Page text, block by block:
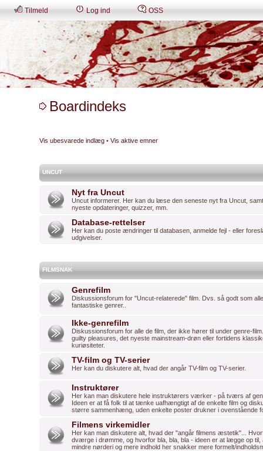
Tilmeld Log ind OSS
Boardindeks
Vis ubesvarede indlæg • Vis aktive emner
UNCUT
Nyt fra Uncut
Uncut informerer. Her kan du læse den seneste nyt fra Uncut,
nyeste opdateringer, quizzer, mm.
Database-rettelser
Her kan du poste ændringer til databasen, anmelde fejl - eller
udgivelser.
FILMSNAK
Genrefilm
Diskussionsforum for "Uncut-relaterede" film. Dvs. så godt som
fantastiske genrer..
Ikke-genrefilm
Diskussionsforum for alle de film, der ikke hører til under genre-
guilty pleasures, det nyeste mainstream-drøn eller fortidens
kuriøsiteter.
TV-film og TV-serier
Her kan du diskutere alt, hvad der angår TV-film og TV-serier.
Instruktører
Her kan man diskutere hele instruktørers værker - på tværs af
Ideen er at få folk til at tænke uafhængtigt af de enkelte film og
større sammenhæng, uden enkelte poster drukner i ovenstående
Filmens virkemidler
Her kan man diskutere alt, hvad der "angår filmens æstetik"...
dværge i drømme, og hvorfor bla, bla, bla - ideen er at lægge op til,
mindre nørderi og mere indhold her snakker mere formelt/